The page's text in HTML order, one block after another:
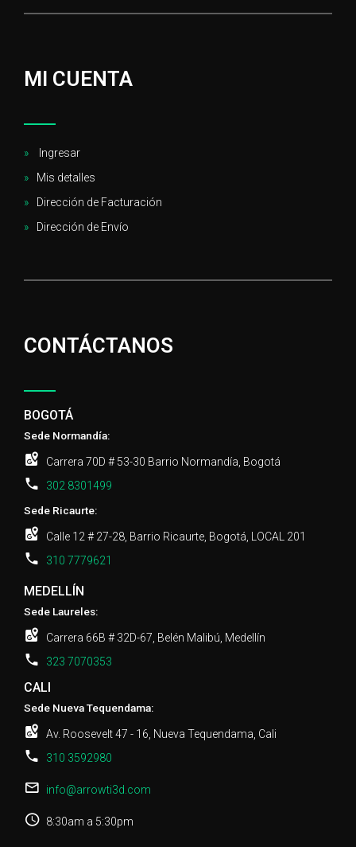
MI CUENTA
Ingresar
Mis detalles
Dirección de Facturación
Dirección de Envío
CONTÁCTANOS
BOGOTÁ
Sede Normandía:
Carrera 70D # 53-30 Barrio Normandía, Bogotá
302 8301499
Sede Ricaurte:
Calle 12 # 27-28, Barrio Ricaurte, Bogotá, LOCAL 201
310 7779621
MEDELLÍN
Sede Laureles:
Carrera 66B # 32D-67, Belén Malibú, Medellín
323 7070353
CALI
Sede Nueva Tequendama:
Av. Roosevelt 47 - 16, Nueva Tequendama, Cali
310 3592980
info@arrowti3d.com
8:30am a 5:30pm